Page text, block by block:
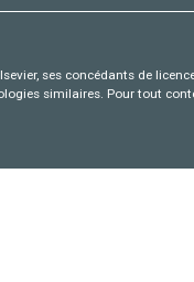
ses concédants de
similaires. Pour tout